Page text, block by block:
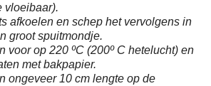
vloeibaar).
afkoelen en schep het vervolgens in
groot spuitmondje.
voor op 220 ºC (200º C hetelucht) en
met bakpapier.
ongeveer 10 cm lengte op de